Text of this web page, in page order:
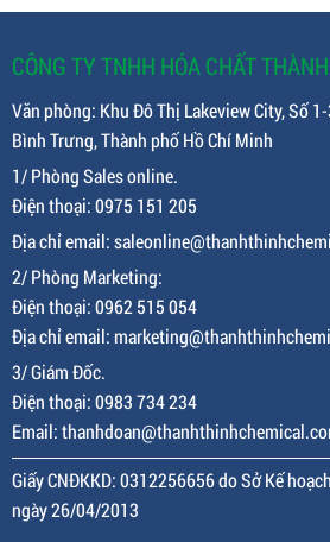
CÔNG TY TNHH HÓA CHẤT
Văn phòng: Khu Đô Thị Lakeview City, Số
Bình Trưng, Thành phố Hồ Chí Minh
1/ Phòng Sales online.
Điện thoại: 0975 151 205
Địa chỉ email:
2/ Phòng Marketing:
Điện thoại: 0962 515 054
Địa chỉ email:
3/ Giám Đốc.
Điện thoại: 0983 734 234
Email:
Giấy CNĐKKD: 0312256656 do Sở Kế
ngày 26/04/2013